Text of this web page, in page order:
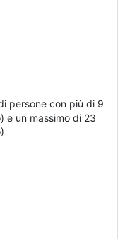
persone con più di 9
e un massimo di 23